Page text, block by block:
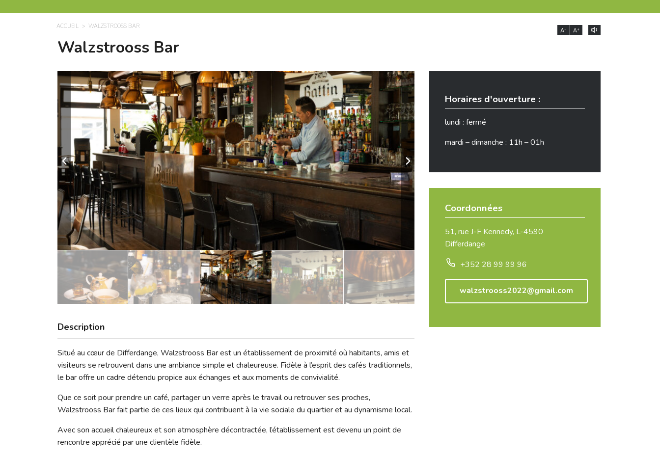
ACCUEIL WALZSTROOSS BAR
A- A+
Walzstrooss Bar
Description
Situé au cœur de Differdange, Walzstrooss Bar est un établissement de proximité où habitants, amis et
visiteurs se retrouvent dans une ambiance simple et chaleureuse. Fidèle à l’esprit des cafés traditionnels,
le bar offre un cadre détendu propice aux échanges et aux moments de convivialité.
Que ce soit pour prendre un café, partager un verre après le travail ou retrouver ses proches,
Walzstrooss Bar fait partie de ces lieux qui contribuent à la vie sociale du quartier et au dynamisme local.
Avec son accueil chaleureux et son atmosphère décontractée, l’établissement est devenu un point de
rencontre apprécié par une clientèle fidèle.
Horaires d'ouverture :
lundi : fermé
mardi – dimanche : 11h – 01h
Coordonnées
51, rue J-F Kennedy, L-4590
Differdange
+352 28 99 99 96
walzstrooss2022@gmail.com